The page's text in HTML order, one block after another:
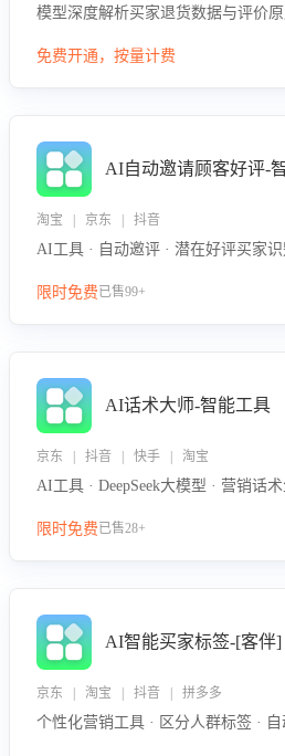
模型深度解析买家退货数据与评价
议，通过挖掘用户痛点驱动产品迭
免费开通，按量计费
AI自动邀请顾客好评-
淘宝 | 京东 | 抖音
AI工具 · 自动邀评 · 潜在好评买家识
限时免费已售99+
AI话术大师-智能工具
京东 | 抖音 | 快手 | 淘宝
AI工具 · DeepSeek大模型 · 营销话
限时免费已售28+
AI智能买家标签-[客伴]
京东 | 淘宝 | 抖音 | 拼多多
个性化营销工具 · 区分人群标签 ·